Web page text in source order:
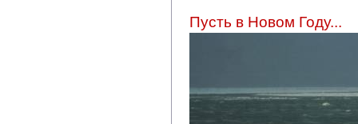
Пусть в Новом Году...